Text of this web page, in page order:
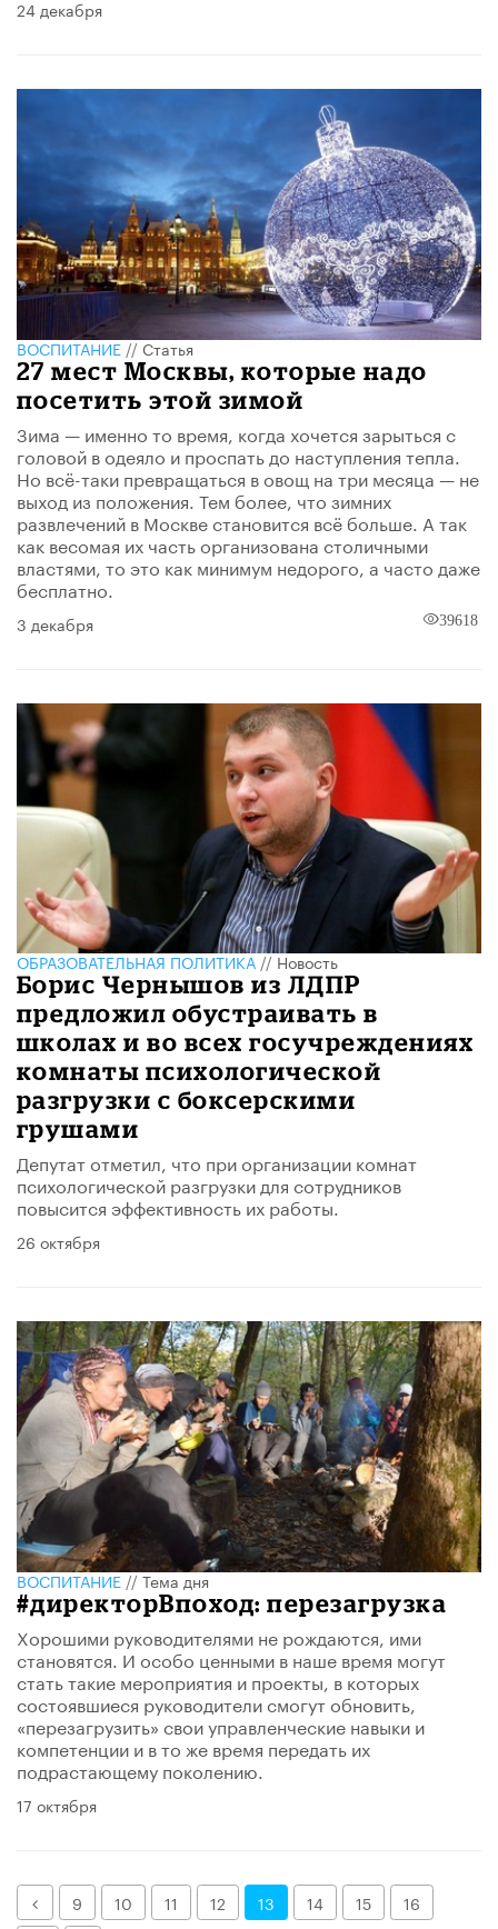
24 декабря
ВОСПИТАНИЕ//Статья
27 мест Москвы, которые надо
посетить этой зимой
Зима — именно то время, когда хочется зарыться с
головой в одеяло и проспать до наступления тепла.
Но всё-таки превращаться в овощ на три месяца — не
выход из положения. Тем более, что зимних
развлечений в Москве становится всё больше. А так
как весомая их часть организована столичными
властями, то это как минимум недорого, а часто даже
бесплатно.
3 декабря 39618
ОБРАЗОВАТЕЛЬНАЯ ПОЛИТИКА//Новость
Борис Чернышов из ЛДПР
предложил обустраивать в
школах и во всех госучреждениях
комнаты психологической
разгрузки с боксерскими
грушами
Депутат отметил, что при организации комнат
психологической разгрузки для сотрудников
повысится эффективность их работы.
26 октября
ВОСПИТАНИЕ//Тема дня
#директорВпоход: перезагрузка
Хорошими руководителями не рождаются, ими
становятся. И особо ценными в наше время могут
стать такие мероприятия и проекты, в которых
состоявшиеся руководители смогут обновить,
«перезагрузить» свои управленческие навыки и
компетенции и в то же время передать их
подрастающему поколению.
17 октября
Назад
9 10 11 12 13 14 15
16